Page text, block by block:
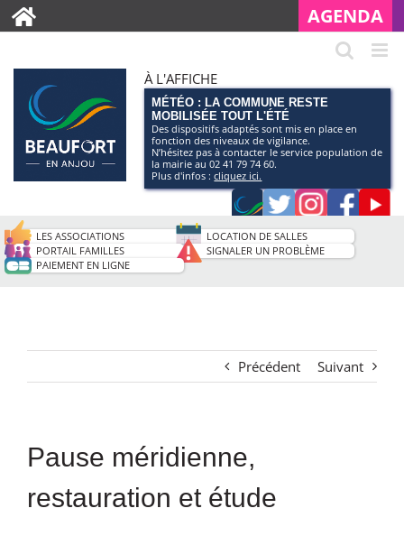
AGENDA
À L'AFFICHE
MÉTÉO : LA COMMUNE RESTE
MOBILISÉE TOUT L'ÉTÉ
Des dispositifs adaptés sont mis en place en
fonction des niveaux de vigilance.
N’hésitez pas à contacter le service population de
la mairie au 02 41 79 74 60.
Plus d'infos :cliquez ici.
Application
smartphone
de
TwitterInstagram
LES ASSOCIATIONS
LOCATION DE SALLES
PORTAIL FAMILLES
SIGNALER UN PROBLÈME
PAIEMENT EN LIGNE
Précédent Suivant
Pause méridienne,
restauration et étude